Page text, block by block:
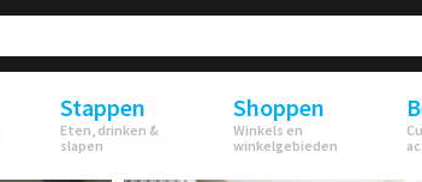
Stappen
Eten, drinken &
slapen
Shoppen
Winkels en
winkelgebieden